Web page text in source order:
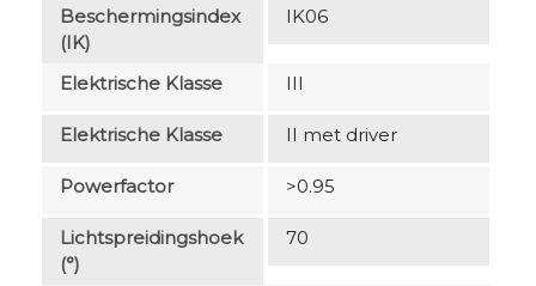
Beschermingsindex
(IK)
IK06
Elektrische Klasse III
Elektrische Klasse II met driver
Powerfactor >0.95
Lichtspreidingshoek
(°)
70